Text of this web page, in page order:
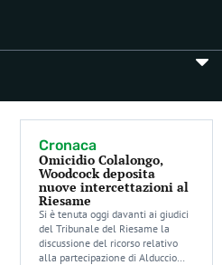
Cronaca
Omicidio Colalongo,
Woodcock deposita
nuove intercettazioni al
Riesame
Si è tenuta oggi davanti ai giudici
del Tribunale del Riesame la
discussione del ricorso relativo
alla partecipazione di Alduccio…